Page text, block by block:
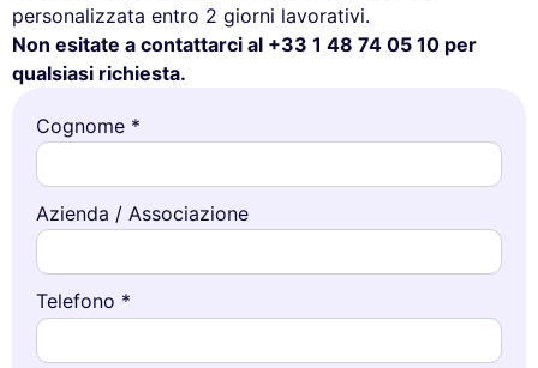
Questo sito utilizza i
Utilizziamo cookie e i tuoi dati personali per
migliorare la tua esperienza di navigazione,
ti vengono mostrati. Puoi accettare, rifiutare o gestire le tue
preferenze in qualsiasi momento.
personalizzata entro 2 giorni lavorativi.
Non esitate a contattarci al +33 1 48 74 05 10 per
qualsiasi richiesta.
Cognome *
Azienda / Associazione
Telefono *